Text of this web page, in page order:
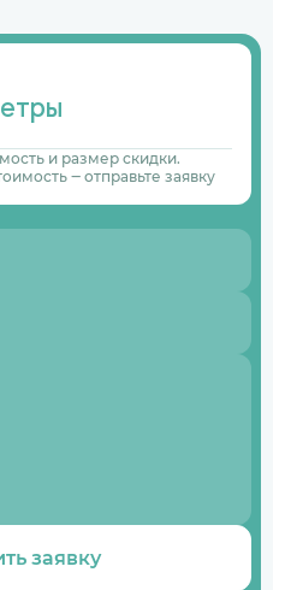
и размер скидки.
‒ отправьте заявку
заявку